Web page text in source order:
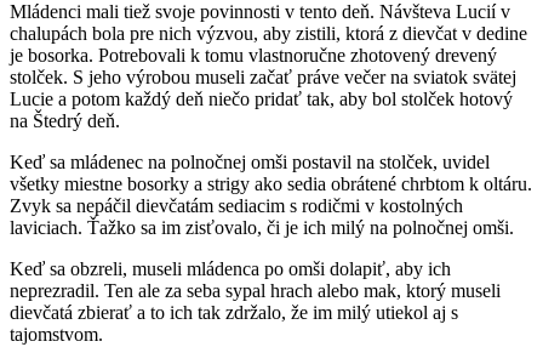
Mládenci mali tiež svoje povinnosti v tento deň. Návšteva Lucií v
chalupách bola pre nich výzvou, aby zistili, ktorá z dievčat v dedine
je bosorka. Potrebovali k tomu vlastnoručne zhotovený drevený
stolček. S jeho výrobou museli začať práve večer na sviatok svätej
Lucie a potom každý deň niečo pridať tak, aby bol stolček hotový
na Štedrý deň.
Keď sa mládenec na polnočnej omši postavil na stolček, uvidel
všetky miestne bosorky a strigy ako sedia obrátené chrbtom k oltáru.
Zvyk sa nepáčil dievčatám sediacim s rodičmi v kostolných
laviciach. Ťažko sa im zisťovalo, či je ich milý na polnočnej omši.
Keď sa obzreli, museli mládenca po omši dolapiť, aby ich
neprezradil. Ten ale za seba sypal hrach alebo mak, ktorý museli
dievčatá zbierať a to ich tak zdržalo, že im milý utiekol aj s
tajomstvom.